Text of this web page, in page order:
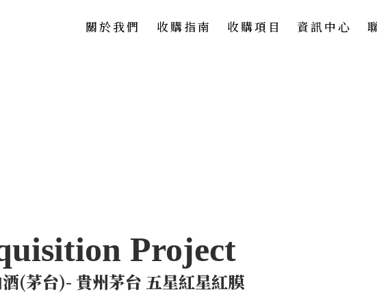
關於我們 收購指南 收購項目 資訊中心
(茅台)- 貴州茅台 五星紅星紅膜